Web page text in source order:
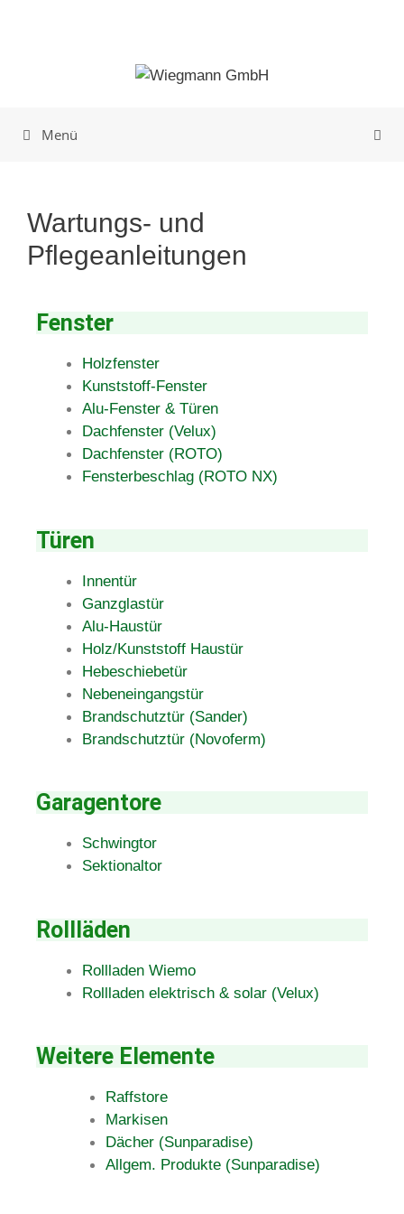
Menü
Wartungs- und
Pflegeanleitungen
Fenster
Holzfenster
Kunststoff-Fenster
Alu-Fenster & Türen
Dachfenster (Velux)
Dachfenster (ROTO)
Fensterbeschlag (ROTO NX)
Türen
Innentür
Ganzglastür
Alu-Haustür
Holz/Kunststoff Haustür
Hebeschiebetür
Nebeneingangstür
Brandschutztür (Sander)
Brandschutztür (Novoferm)
Garagentore
Schwingtor
Sektionaltor
Rollläden
Rollladen Wiemo
Rollladen elektrisch & solar (Velux)
Weitere Elemente
Raffstore
Markisen
Dächer (Sunparadise)
Allgem. Produkte (Sunparadise)